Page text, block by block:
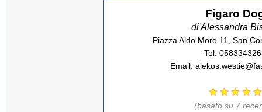
Figaro
di Alessandra
Piazza Aldo Moro 11, San
Tel:
Email:
(basato su 7